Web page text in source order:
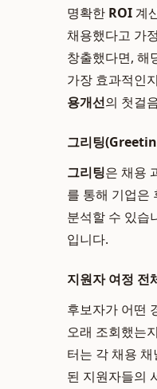
명확한 ROI 계
채용했다고 가
창출했다면, 해
가장 효과적인
용개선의 첫걸
그리팅
그리팅은 채용
를 통해 기업은
분석할 수 있습
입니다.
지원자 여정 전
후보자가 어떤
오래 조회했는
터는 각 채용
된 지원자들의